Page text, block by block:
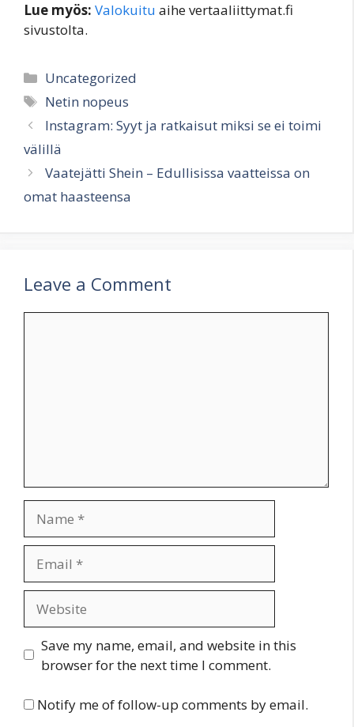
Lue myös: Valokuitu aihe vertaaliittymat.fi
sivustolta.
Categories
Uncategorized
Tags
Netin nopeus
Instagram: Syyt ja ratkaisut miksi se ei toimi
välillä
Vaatejätti Shein – Edullisissa vaatteissa on
omat haasteensa
Leave a Comment
Save my name, email, and website in this
browser for the next time I comment.
Notify me of follow-up comments by email.